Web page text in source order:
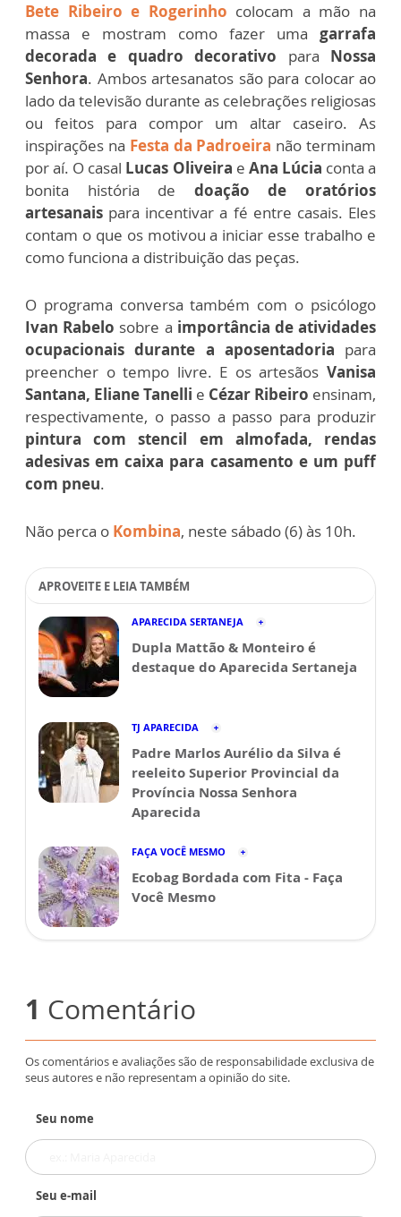
Bete Ribeiro e Rogerinho colocam a mão na
massa e mostram como fazer uma garrafa
decorada e quadro decorativo para Nossa
Senhora. Ambos artesanatos são para colocar ao
lado da televisão durante as celebrações religiosas
ou feitos para compor um altar caseiro. As
inspirações na Festa da Padroeira não terminam
por aí. O casal Lucas Oliveira e Ana Lúcia conta a
bonita história de doação de oratórios
artesanais para incentivar a fé entre casais. Eles
contam o que os motivou a iniciar esse trabalho e
como funciona a distribuição das peças.
O programa conversa também com o psicólogo
Ivan Rabelo sobre a importância de atividades
ocupacionais durante a aposentadoria para
preencher o tempo livre. E os artesãos Vanisa
Santana, Eliane Tanelli e Cézar Ribeiro ensinam,
respectivamente, o passo a passo para produzir
pintura com stencil em almofada, rendas
adesivas em caixa para casamento e um puff
com pneu.
Não perca o Kombina, neste sábado (6) às 10h.
APROVEITE E LEIA TAMBÉM
APARECIDA SERTANEJA
Dupla Mattão & Monteiro é
destaque do Aparecida Sertaneja
TJ APARECIDA
Padre Marlos Aurélio da Silva é
reeleito Superior Provincial da
Província Nossa Senhora
Aparecida
FAÇA VOCÊ MESMO
Ecobag Bordada com Fita - Faça
Você Mesmo
1 Comentário
Os comentários e avaliações são de responsabilidade exclusiva de
seus autores e não representam a opinião do site.
Seu nome
Seu e-mail